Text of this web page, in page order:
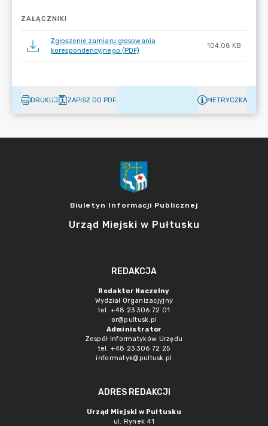
ZAŁĄCZNIKI
Zgłoszenie zamiaru głosowania
korespondencyjnego (PDF)
104.08 KB
DRUKUJ ZAPISZ DO PDF METRYCZKA
Biuletyn Informacji Publicznej
Urząd Miejski w Pułtusku
REDAKCJA
Redaktor Naczelny
Wydział Organizacjyjny
tel. +48 23 306 72 01
or@pultusk.pl
Administrator
Zespół Informatyków Urzędu
tel. +48 23 306 72 25
informatyk@pultusk.pl
ADRES REDAKCJI
Urząd Miejski w Pułtusku
ul. Rynek 41